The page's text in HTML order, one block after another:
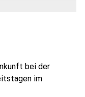
bei der
im